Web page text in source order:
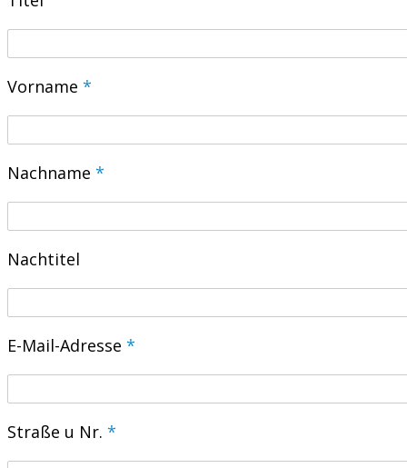
Vorname *
Nachname *
Nachtitel
E-Mail-Adresse *
Straße u Nr. *